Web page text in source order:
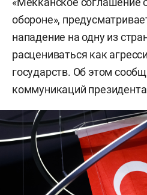
обороне»,
нападение на одну из
расцениваться как
государств. Об этом
коммуникаций